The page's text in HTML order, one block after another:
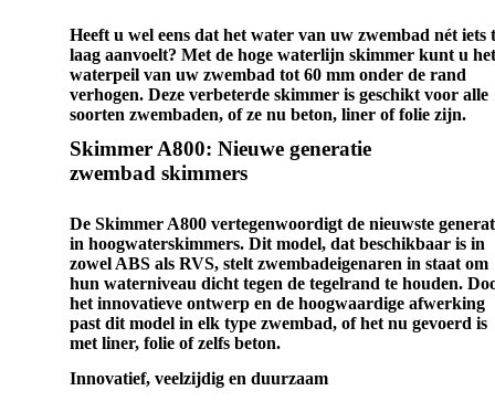
Heeft u wel eens dat het water van uw zwembad nét iets
laag aanvoelt? Met de hoge waterlijn skimmer kunt u het
waterpeil van uw zwembad tot 60 mm onder de rand
verhogen. Deze verbeterde skimmer is geschikt voor alle
soorten zwembaden, of ze nu beton, liner of folie zijn.
Skimmer A800: Nieuwe generatie
zwembad skimmers
De Skimmer A800 vertegenwoordigt de nieuwste
in hoogwaterskimmers. Dit model, dat beschikbaar is in
zowel ABS als RVS, stelt zwembadeigenaren in staat om
hun waterniveau dicht tegen de tegelrand te houden.
het innovatieve ontwerp en de hoogwaardige afwerking
past dit model in elk type zwembad, of het nu gevoerd is
met liner, folie of zelfs beton.
Innovatief, veelzijdig en duurzaam